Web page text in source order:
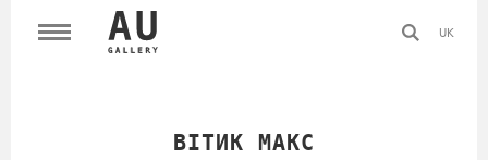
UK
ВІТИК МАКС